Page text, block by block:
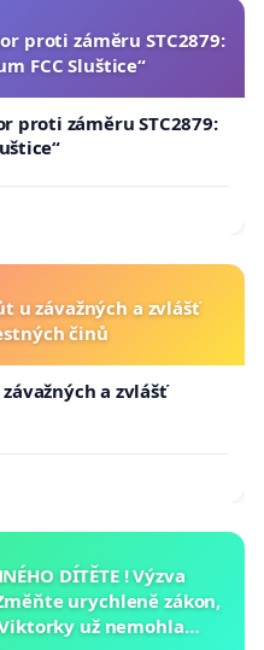
proti záměru STC2879:
FCC Sluštice“
proti záměru STC2879:
u závažných a zvlášť
činů
a zvlášť
DÍTĚTE ! Výzva
urychleně zákon,
už nemohla